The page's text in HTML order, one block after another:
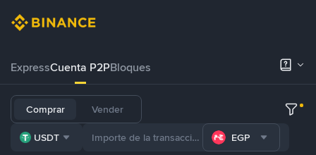
ExpressCuenta P2PBloques
Comprar Vender
USDT EGP